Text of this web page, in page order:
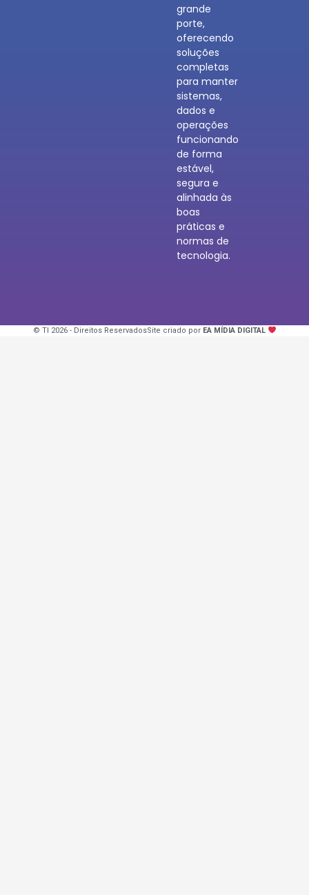
grande
porte,
oferecendo
soluções
completas
para manter
sistemas,
dados e
operações
funcionando
de forma
estável,
segura e
alinhada às
boas
práticas e
normas de
tecnologia.
© TI 2026 - Direitos ReservadosSite criado por EA MÍDIA DIGITAL